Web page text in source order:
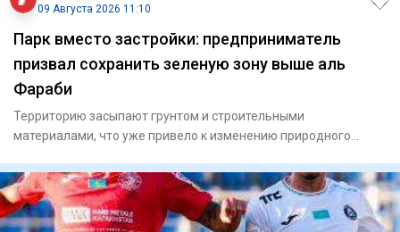
09 Августа 2026 11:10
Парк вместо застройки: предприниматель
призвал сохранить зеленую зону выше аль
Фараби
Территорию засыпают грунтом и строительными
материалами, что уже привело к изменению природного